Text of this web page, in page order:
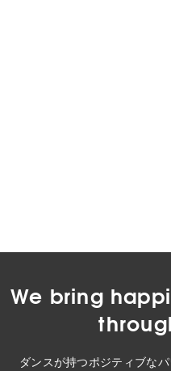
We bring
ダンスが持つポジティブな